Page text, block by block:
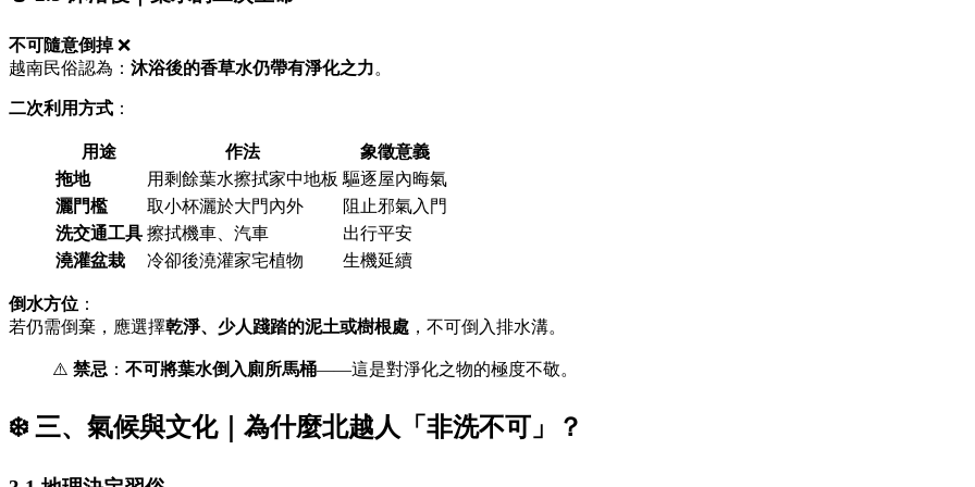
不可隨意倒掉❌
越南民俗認為： 沐浴後的香草水仍帶有淨化之力。
二次利用方式 ：
用途 作法
象徵意義
拖地
用剩餘葉水擦拭家中地板 驅逐屋內晦氣
灑門檻
取小杯灑於大門內外
阻止邪氣入門
洗交通工具 擦拭機車、汽車
出行平安
澆灌盆栽
冷卻後澆灌家宅植物 生機延續
倒水方位 ：
若仍需倒棄，應選擇乾淨、少人踐踏的泥土或樹根處 ，不可倒入排水溝。
⚠️ 禁忌 ： 不可將葉水倒入廁所馬桶——這是對淨化之物的極度不敬。
❄️ 三、氣候與文化｜為什麼北越人「非洗不可」？